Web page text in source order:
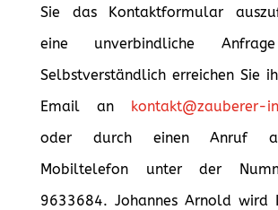
Sie das Kontaktformular
eine unverbindliche
Selbstverständlich erreichen Sie
Email an kontakt@zauberer-
oder durch einen Anruf
Mobiltelefon unter der
9633684. Johannes Arnold wird